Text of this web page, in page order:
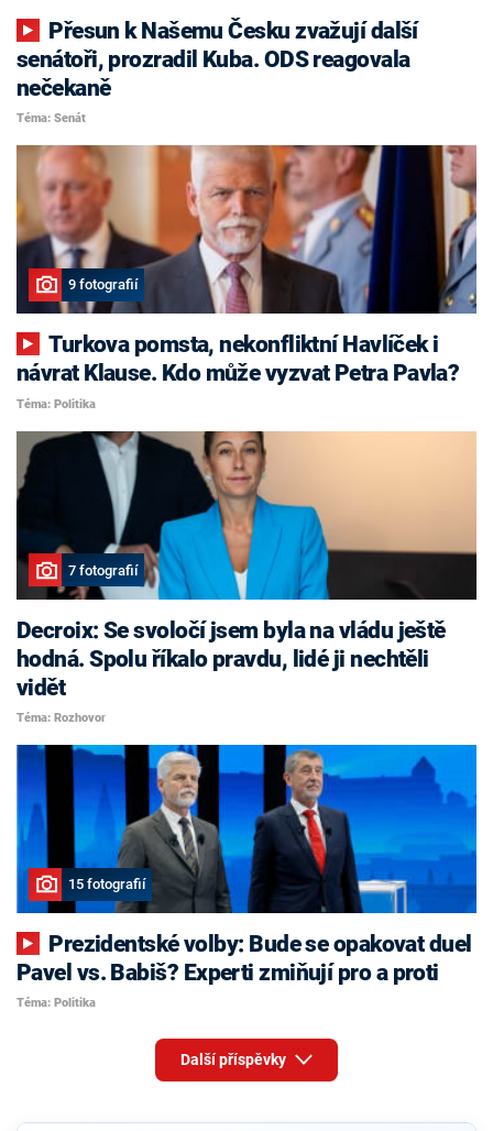
senátoři, prozradil Kuba. ODS reagovala
nečekaně
Téma: Senát
9 fotografií
Turkova pomsta, nekonfliktní Havlíček i
návrat Klause. Kdo může vyzvat Petra Pavla?
Téma: Politika
7 fotografií
Decroix: Se svoločí jsem byla na vládu ještě
hodná. Spolu říkalo pravdu, lidé ji nechtěli
vidět
Téma: Rozhovor
15 fotografií
Pavel vs. Babiš? Experti zmiňují pro a proti
Téma: Politika
Další příspěvky